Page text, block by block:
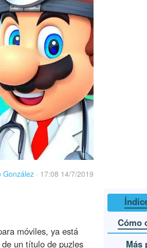
González · 17:08 14/7/2019
móviles, ya está
un título de puzles
Cómo
Más